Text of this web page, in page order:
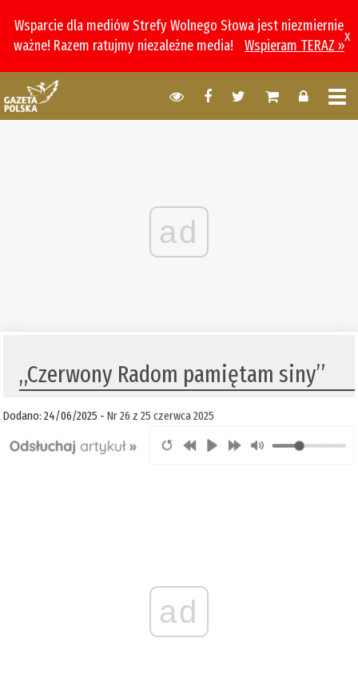
Wsparcie dla mediów Strefy Wolnego Słowa jest niezmiernie
ważne! Razem ratujmy niezależne media!
Wspieram TERAZ »
x
ad
„Czerwony Radom pamiętam siny”
Dodano: 24/06/2025 -Nr 26 z 25 czerwca 2025
ad